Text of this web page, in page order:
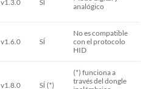
v1.3.0 SÍ
analógico
v1.6.0 SÍ
No es compatible
con el protocolo
HID
v1.8.0 SÍ (*)
(*) funciona a
través del dongle